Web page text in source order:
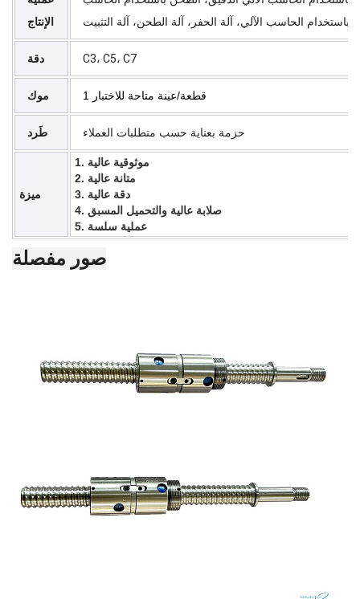
الإنتاج
دقة C3، C5، C7
موك 1 قطعة/عينة متاحة للاختبار
طَرد حزمة بعناية حسب متطلبات العملاء
ميزة
1. موثوقية عالية
2. متانة عالية
3. دقة عالية
4. صلابة عالية والتحميل المسبق
5. عملية سلسة
صور مفصلة